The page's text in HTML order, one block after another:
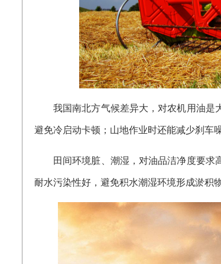
我国南北方气候差异大，对农机用油是
避免冷启动卡顿；山地作业时还能减少刹车
田间环境脏、潮湿，对油品洁净度要求
耐水污染性好，避免积水潮湿环境形成淤积